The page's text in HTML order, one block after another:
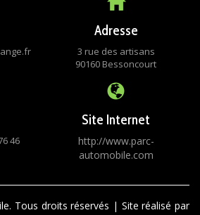
Adresse
3 rue des artisans
90160 Bessoncourt
46
Site Internet
http://www.parc-
automobile.com
Tous droits réservés | Site réalisé par